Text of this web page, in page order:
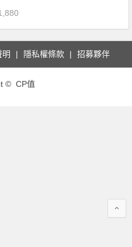
精油系列同享折扣！
隱私權條款 招募夥伴
© CP值